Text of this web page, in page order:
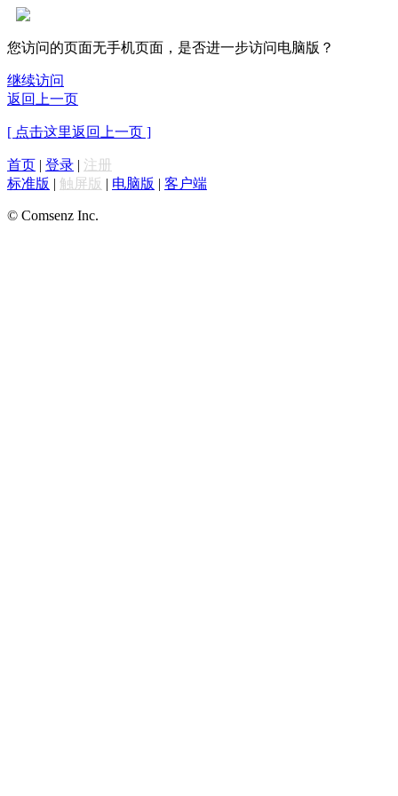
您访问的页面无手机页面，是否进一步访问电脑版？
继续访问
返回上一页
[ 点击这里返回上一页 ]
首页 | 登录 | 注册
标准版 | 触屏版 | 电脑版 | 客户端
© Comsenz Inc.